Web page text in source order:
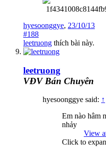
hyesoonggye, 23/10/13
#188
leetruong thích bài này.
leetruong
VĐV Bán Chuyên
hyesoonggye said: ↑
Em nào hâm
nhảy
View
Click to